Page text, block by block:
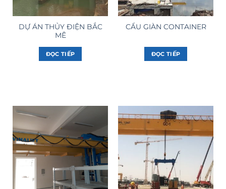
DỰ ÁN THỦY ĐIỆN BẮC
MÊ
ĐỌC TIẾP
CẨU GIÀN CONTAINER
ĐỌC TIẾP